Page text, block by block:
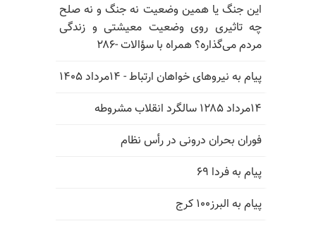
این جنگ یا همین وضعیت نه جنگ و نه صلح
چه تاثیری روی وضعیت معیشتی و زندگی
مردم می‌گذاره؟ همراه با سؤالات -۲۸۶
پیام به نیروهای خواهان ارتباط - ۱۴مرداد ۱۴۰۵
۱۴مرداد ۱۲۸۵ سالگرد انقلاب مشروطه
فوران بحران درونی در رأس نظام
پیام به فردا ۶۹
پیام به البرز۱۰۰ کرج